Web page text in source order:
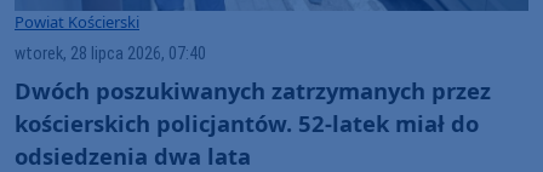
Powiat Kościerski
wtorek, 28 lipca 2026, 07:40
Dwóch poszukiwanych zatrzymanych przez
kościerskich policjantów. 52-latek miał do
odsiedzenia dwa lata